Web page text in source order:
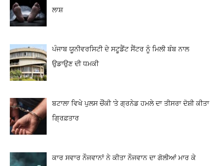
ਲਾਸ਼
ਪੰਜਾਬ ਯੂਨੀਵਰਸਿਟੀ ਦੇ ਸਟੂਡੈਂਟ ਸੈਂਟਰ ਨੂੰ ਮਿਲੀ ਬੰਬ ਨਾਲ
ਉਡਾਉਣ ਦੀ ਧਮਕੀ
ਬਟਾਲਾ ਵਿਖੇ ਪੁਲਸ ਚੌਂਕੀ ‘ਤੇ ਗ੍ਰਨੇਡ ਹਮਲੇ ਦਾ ਤੀਸਰਾ ਦੋਸ਼ੀ ਕੀਤਾ
ਗ੍ਰਿਫ਼ਤਾਰ
ਕਾਰ ਸਵਾਰ ਨੌਜਵਾਨਾਂ ਨੇ ਕੀਤਾ ਨੌਜਵਾਨ ਦਾ ਗੋਲੀਆਂ ਮਾਰ ਕੇ